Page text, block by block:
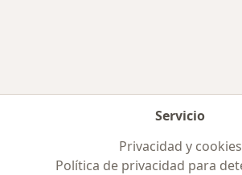
Servicio
Privacidad y cookies
Política de privacidad para